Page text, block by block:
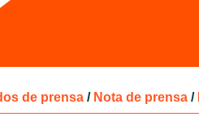
de prensa / Nota de prensa /